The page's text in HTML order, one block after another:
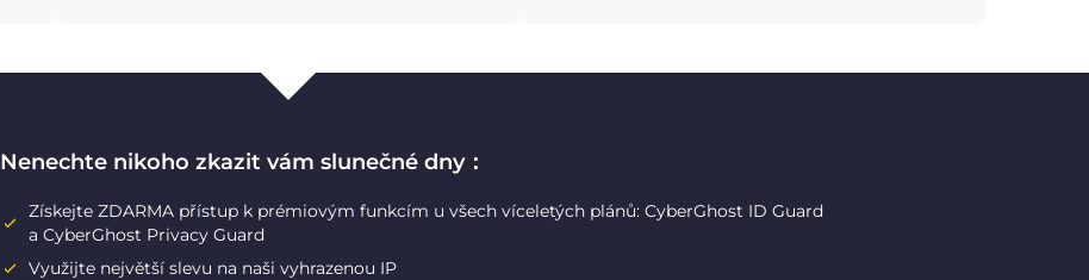
Nenechte nikoho zkazit vám slunečné dny：
Získejte ZDARMA přístup k prémiovým funkcím u všech víceletých plánů: CyberGhost ID Guard
a CyberGhost Privacy Guard
Využijte největší slevu na naši vyhrazenou IP